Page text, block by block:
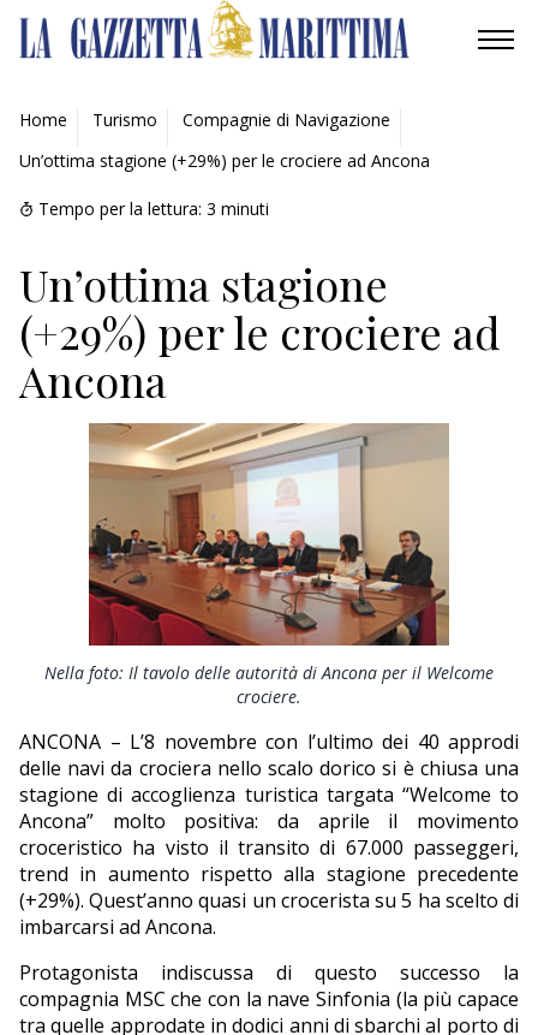
AMBIENTE
MOBILITÀ
INDUSTRIA
RICERCA
ECONOMIA
TURISMO
CULTURA
NAUTICA
EDITORIALI
Home Turismo
Compagnie di Navigazione
Un’ottima stagione (+29%) per le crociere ad Ancona
Tempo per la lettura: 3 minuti
Un’ottima stagione
(+29%) per le crociere ad
Ancona
Nella foto: Il tavolo delle autorità di Ancona per il Welcome
crociere.
ANCONA – L’8 novembre con l’ultimo dei 40 approdi
delle navi da crociera nello scalo dorico si è chiusa una
stagione di accoglienza turistica targata “Welcome to
Ancona” molto positiva: da aprile il movimento
croceristico ha visto il transito di 67.000 passeggeri,
trend in aumento rispetto alla stagione precedente
(+29%). Quest’anno quasi un crocerista su 5 ha scelto di
imbarcarsi ad Ancona.
Protagonista indiscussa di questo successo la
compagnia MSC che con la nave Sinfonia (la più capace
tra quelle approdate in dodici anni di sbarchi al porto di